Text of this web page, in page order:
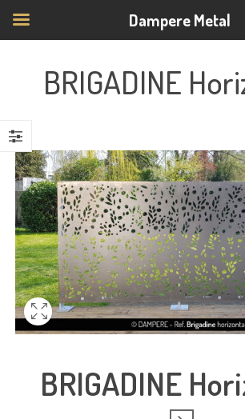
BRIGADINE
BRIGADINE
Dampere Metal